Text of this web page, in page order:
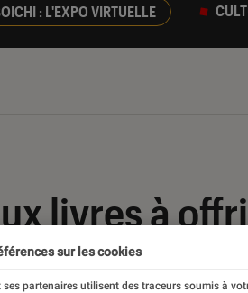
: L'EXPO VIRTUELLE
livres à
sur les cookies
ses partenaires utilisent des traceurs soumis à